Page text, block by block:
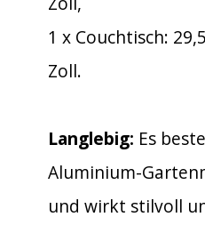
1 x Couchtisch:
Zoll.
Langlebig: Es
Aluminium-
und wirkt stilvoll